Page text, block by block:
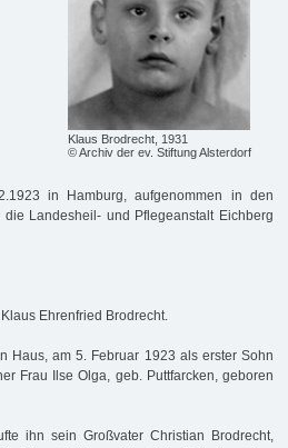
Klaus Brodrecht, 1931
© Archiv der ev. Stiftung Alsterdorf
in Hamburg, aufgenommen in den
Landesheil- und Pflegeanstalt Eichberg
Ehrenfried Brodrecht.
Haus, am 5. Februar 1923 als erster Sohn
Frau Ilse Olga, geb. Puttfarcken, geboren
ihn sein Großvater Christian Brodrecht,